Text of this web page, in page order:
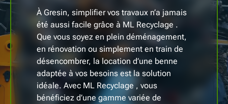
À Gresin, simplifier vos travaux n’a jamais
été aussi facile grâce à ML Recyclage .
Que vous soyez en plein déménagement,
en rénovation ou simplement en train de
désencombrer, la location d’une benne
adaptée à vos besoins est la solution
idéale. Avec ML Recyclage , vous
bénéficiez d’une gamme variée de